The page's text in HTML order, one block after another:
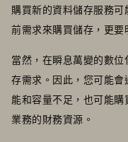
購買新的資料儲存服務
前需求來購買儲存，更要
當然，在瞬息萬變的數
存需求。因此，您可能
能和容量不足，也可能
業務的財務資源。